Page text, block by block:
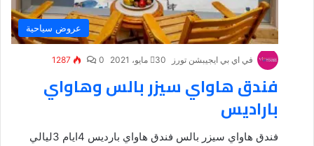
عروض سياحية
في اي بي ايجيبشن تورز 30 مايو، 2021 0
1287
فندق هاواي سيزر بالس وهاواي
باراديس
فندق هاواي سيزر بالس فندق هاواي بارديس 4ايام 3ليالي